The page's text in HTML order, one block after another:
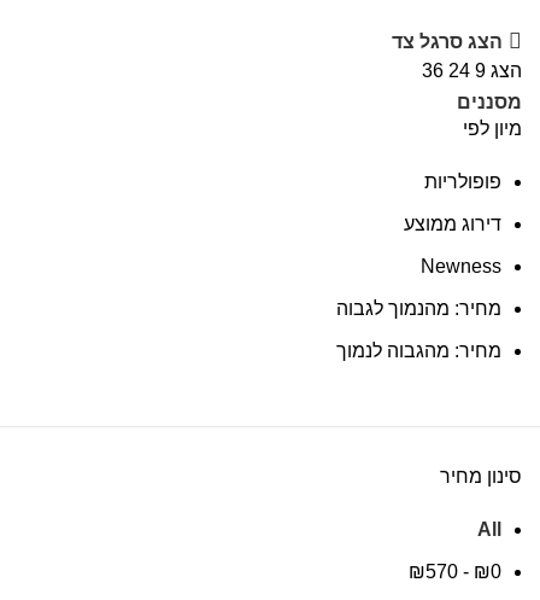
הצג סרגל צד
הצג 9
24
36
מסננים
מיון לפי
פופולריות
דירוג ממוצע
Newness
מחיר: מהנמוך לגבוה
מחיר: מהגבוה לנמוך
סינון מחיר
All
₪0
-
₪570